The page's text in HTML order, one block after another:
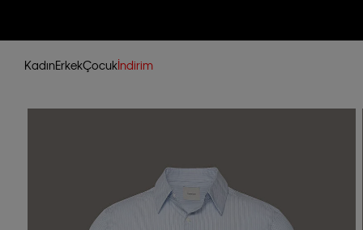
KadınErkekÇocukİndirim